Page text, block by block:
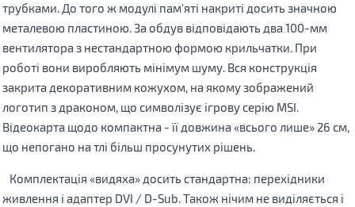
трубками. До того ж модулі пам'яті накриті досить значною
металевою пластиною. За обдув відповідають два 100-мм
вентилятора з нестандартною формою крильчатки. При
роботі вони виробляють мінімум шуму. Вся конструкція
закрита декоративним кожухом, на якому зображений
логотип з драконом, що символізує ігрову серію MSI.
Відеокарта щодо компактна - її довжина «всього лише» 26 см,
що непогано на тлі більш просунутих рішень.
Комплектація «видяха» досить стандартна: перехідники
живлення і адаптер DVI / D-Sub. Також нічим не виділяється і